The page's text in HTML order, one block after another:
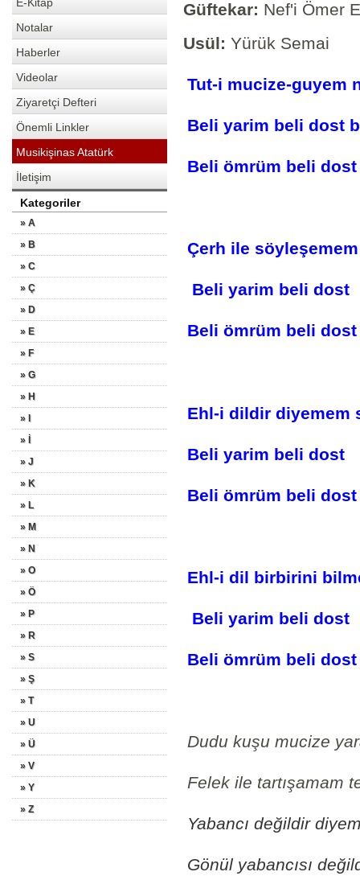
Notalar
Haberler
Videolar
Ziyaretçi Defteri
Önemli Linkler
Musikişinas Atatürk
İletişim
Kategoriler
» A
» B
» C
» Ç
» D
» E
» F
» G
» H
» I
» İ
» J
» K
» L
» M
» N
» O
» Ö
» P
» R
» S
» Ş
» T
» U
» Ü
» V
» Y
» Z
Güftekar: Nef'i Ömer
Usül: Yürük Semai
Tut-i mucize-
Beli yarim beli
Beli ömrüm beli dost
Çerh ile
Beli yarim beli
Beli ömrüm beli dost
Ehl-i dildir
Beli yarim beli
Beli ömrüm beli dost
Ehl-i dil birbirini
Beli yarim beli
Beli ömrüm beli dost
Dudu kuşu mucize
Felek ile tartışamam
Yabancı değildir
Gönül yabancısı